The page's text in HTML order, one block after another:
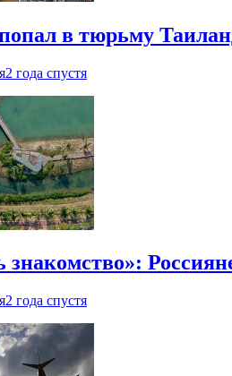
в тюрьму
2 года спустя
знакомство»:
2 года спустя